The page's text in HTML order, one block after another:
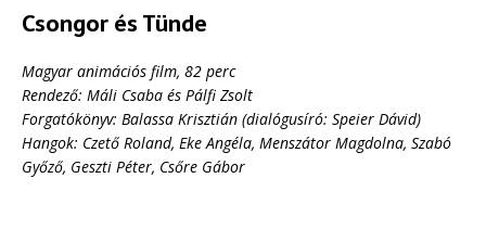
Csongor és Tünde
Magyar animációs film, 82 perc
Rendező: Máli Csaba és Pálfi Zsolt
Forgatókönyv: Balassa Krisztián (dialógusíró: Speier Dávid)
Hangok: Czető Roland, Eke Angéla, Menszátor Magdolna, Szabó
Győző, Geszti Péter, Csőre Gábor